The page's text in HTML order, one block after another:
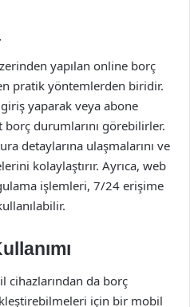
yapılan online borç
pratik yöntemlerden biridir.
yaparak veya abone
borç durumlarını görebilirler.
detaylarına ulaşmalarını ve
kolaylaştırır. Ayrıca, web
işlemleri, 7/24 erişime
cihazlarından da borç
için bir mobil